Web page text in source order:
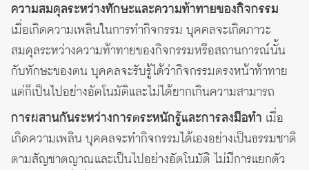
ความสมดุลระหว่างทักษะและความท้าทายของกิจกรรม
เมื่อเกิดความเพลินในการทำกิจกรรม บุคคลจะเกิดภาวะ
สมดุลระหว่างความท้าทายของกิจกรรมหรือสถานการณ์นั้น
กับทักษะของตน บุคคลจะรับรู้ได้ว่ากิจกรรมตรงหน้าท้าทาย
แต่ก็เป็นไปอย่างอัตโนมัติและไม่ได้ยากเกินความสามารถ
การผสานกันระหว่างการตระหนักรู้และการลงมือทำ เมื่อ
เกิดความเพลิน บุคคลจะทำกิจกรรมได้เองอย่างเป็นธรรมชาติ
ตามสัญชาตญาณและเป็นไปอย่างอัตโนมัติ ไม่มีการแยกตัว